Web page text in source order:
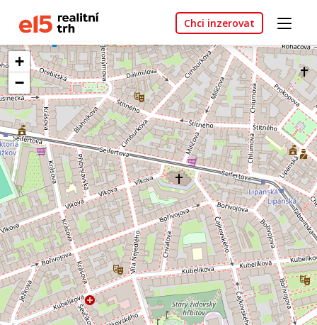
Chci inzerovat
+
−